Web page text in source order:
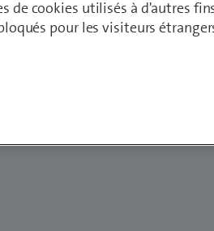
défis
les
de cookies utilisés à d'autres
pour les visiteurs